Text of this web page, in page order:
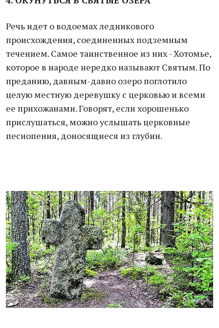
Речь идет о водоемах ледникового
происхождения, соединенных подземным
течением. Самое таинственное из них - Хотомье,
которое в народе нередко называют Святым. По
преданию, давным-давно озеро поглотило
целую местную деревушку с церковью и всеми
ее прихожанами. Говорят, если хорошенько
прислушаться, можно услышать церковные
песнопения, доносящиеся из глубин.